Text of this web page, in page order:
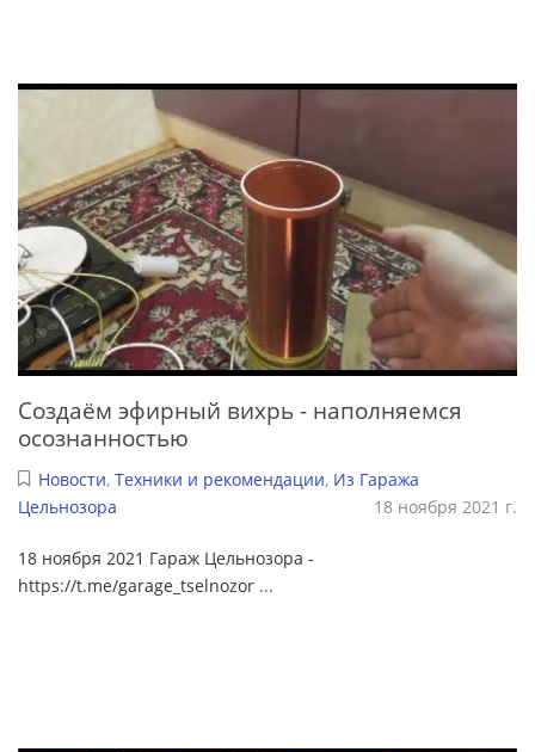
Создаём эфирный вихрь - наполняемся
осознанностью
Новости, Техники и рекомендации, Из Гаража
Цельнозора
18 ноября 2021 г.
18 ноября 2021 Гараж Цельнозора -
https://t.me/garage_tselnozor ...